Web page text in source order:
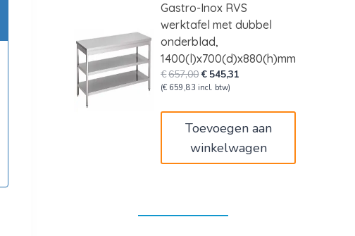
Gastro-Inox RVS
werktafel met dubbel
onderblad,
1400(l)x700(d)x880(h)mm
€657,00Oorspronkelijke
prijs
€ 545,31
(€ 659,83 incl. btw)
Toevoegen aan
winkelwagen